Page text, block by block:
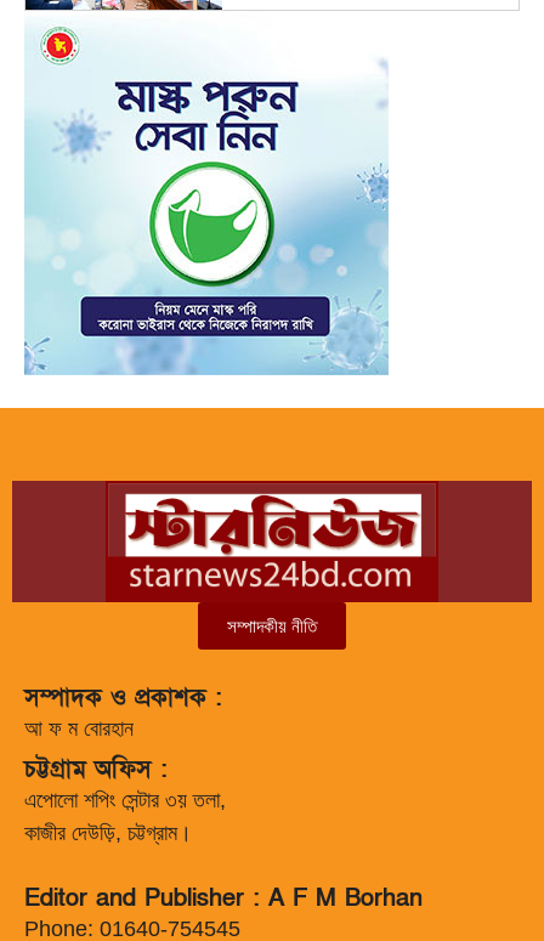
সম্পাদকীয় নীতি
সম্পাদক ও প্রকাশক :
আ ফ ম বোরহান
চট্টগ্রাম অফিস :
এপোলো শপিং সেন্টার ৩য় তলা,
কাজীর দেউড়ি, চট্টগ্রাম।
Editor and Publisher : A F M Borhan
Phone: 01640-754545